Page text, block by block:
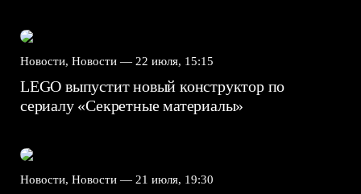
Новости, Новости — 22 июля, 15:15
LEGO выпустит новый конструктор по
сериалу «Секретные материалы»
Новости, Новости — 21 июля, 19:30